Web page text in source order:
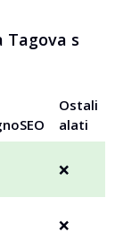
Tagova s
Ostali
alati
❌
❌